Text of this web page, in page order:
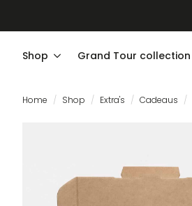
Shop Grand Tour collection
Home Shop Extra's Cadeaus